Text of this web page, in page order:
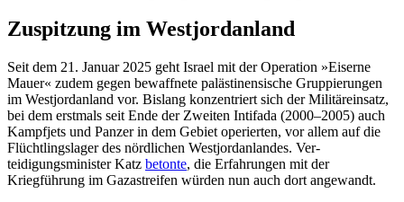
Zuspitzung im Westjordanland
Seit dem 21. Januar 2025 geht Israel mit der Operation »Eiserne
Mauer« zudem gegen bewaffnete palästinensische Gruppierungen
im Westjordanland vor. Bislang konzen­triert sich der Militäreinsatz,
bei dem erstmals seit Ende der Zweiten Intifada (2000–2005) auch
Kampfjets und Panzer in dem Gebiet operierten, vor allem auf die
Flüchtlings­lager des nördlichen Westjordanlandes. Ver­
teidigungsminister Katz betonte, die Er­fah­rungen mit der
Kriegführung im Gaza­streifen würden nun auch dort angewandt.